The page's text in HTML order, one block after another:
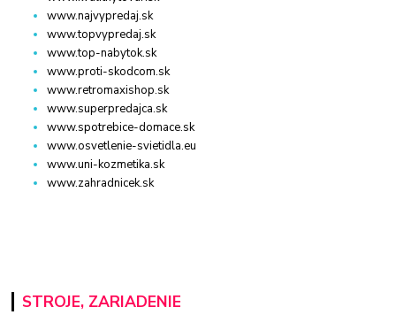
www.najvypredaj.sk
www.topvypredaj.sk
www.top-nabytok.sk
www.proti-skodcom.sk
www.retromaxishop.sk
www.superpredajca.sk
www.spotrebice-domace.sk
www.osvetlenie-svietidla.eu
www.uni-kozmetika.sk
www.zahradnicek.sk
STROJE, ZARIADENIE